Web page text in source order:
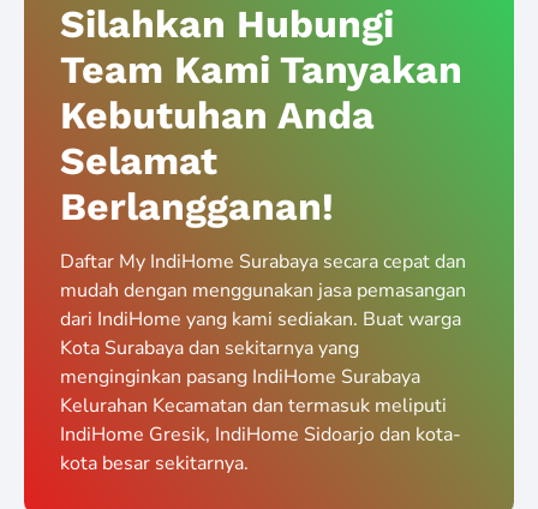
Silahkan Hubungi
Team Kami Tanyakan
Kebutuhan Anda
Selamat
Berlangganan!
Daftar My IndiHome Surabaya secara cepat dan
mudah dengan menggunakan jasa pemasangan
dari IndiHome yang kami sediakan. Buat warga
Kota Surabaya dan sekitarnya yang
menginginkan pasang IndiHome Surabaya
Kelurahan Kecamatan dan termasuk meliputi
IndiHome Gresik, IndiHome Sidoarjo dan kota-
kota besar sekitarnya.